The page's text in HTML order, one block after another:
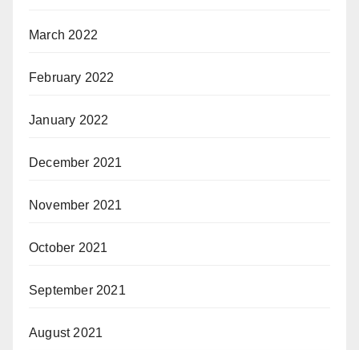
March 2022
February 2022
January 2022
December 2021
November 2021
October 2021
September 2021
August 2021